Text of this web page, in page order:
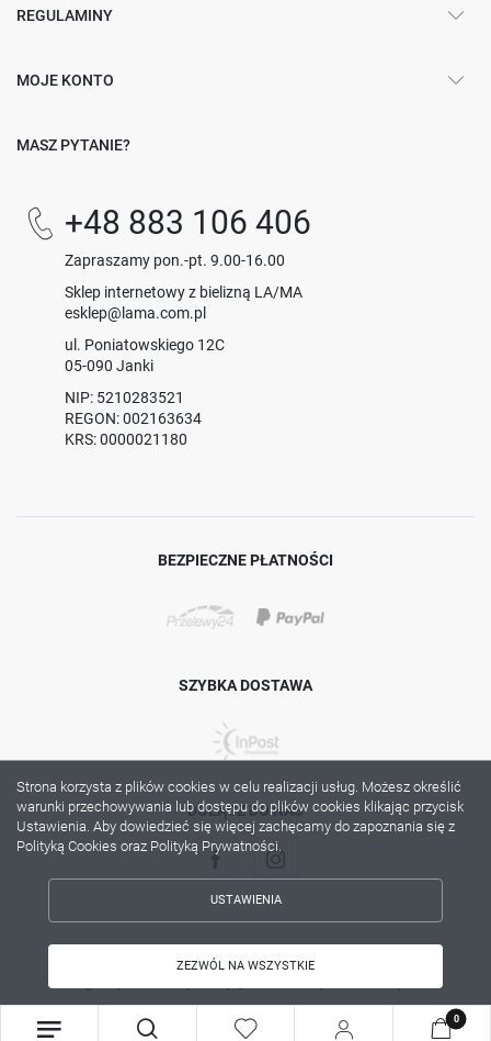
REGULAMINY
MOJE KONTO
MASZ PYTANIE?
+48 883 106 406
Zapraszamy pon.-pt. 9.00-16.00
Sklep internetowy z bielizną LA/MA
esklep@lama.com.pl
ul. Poniatowskiego 12C
05-090 Janki
NIP: 5210283521
REGON: 002163634
KRS: 0000021180
BEZPIECZNE PŁATNOŚCI
SZYBKA DOSTAWA
DOŁĄCZ DO NAS
Copyright by lama.com.pl
0
Strona korzysta z plików cookies w celu realizacji usług. Możesz określić
warunki przechowywania lub dostępu do plików cookies klikając przycisk
Ustawienia. Aby dowiedzieć się więcej zachęcamy do zapoznania się z
Polityką Cookies oraz Polityką Prywatności.
USTAWIENIA
ZEZWÓL NA WSZYSTKIE
ZEZWÓL NA WSZYSTKIE